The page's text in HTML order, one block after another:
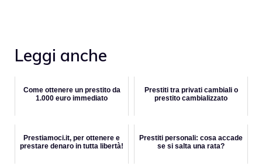
Leggi anche
Come ottenere un prestito da
1.000 euro immediato
Prestiti tra privati cambiali o
prestito cambializzato
Prestiamoci.it, per ottenere e
prestare denaro in tutta libertà!
Prestiti personali: cosa accade
se si salta una rata?